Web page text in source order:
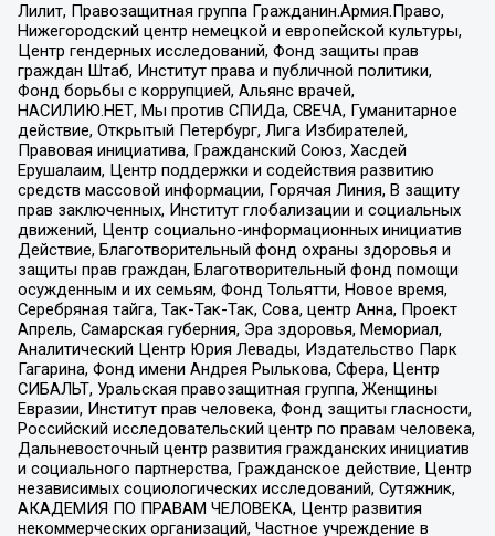
Лилит, Правозащитная группа Гражданин.Армия.Право,
Нижегородский центр немецкой и европейской культуры,
Центр гендерных исследований, Фонд защиты прав
граждан Штаб, Институт права и публичной политики,
Фонд борьбы с коррупцией, Альянс врачей,
НАСИЛИЮ.НЕТ, Мы против СПИДа, СВЕЧА, Гуманитарное
действие, Открытый Петербург, Лига Избирателей,
Правовая инициатива, Гражданский Союз, Хасдей
Ерушалаим, Центр поддержки и содействия развитию
средств массовой информации, Горячая Линия, В защиту
прав заключенных, Институт глобализации и социальных
движений, Центр социально-информационных инициатив
Действие, Благотворительный фонд охраны здоровья и
защиты прав граждан, Благотворительный фонд помощи
осужденным и их семьям, Фонд Тольятти, Новое время,
Серебряная тайга, Так-Так-Так, Сова, центр Анна, Проект
Апрель, Самарская губерния, Эра здоровья, Мемориал,
Аналитический Центр Юрия Левады, Издательство Парк
Гагарина, Фонд имени Андрея Рылькова, Сфера, Центр
СИБАЛЬТ, Уральская правозащитная группа, Женщины
Евразии, Институт прав человека, Фонд защиты гласности,
Российский исследовательский центр по правам человека,
Дальневосточный центр развития гражданских инициатив
и социального партнерства, Гражданское действие, Центр
независимых социологических исследований, Сутяжник,
АКАДЕМИЯ ПО ПРАВАМ ЧЕЛОВЕКА, Центр развития
некоммерческих организаций, Частное учреждение в